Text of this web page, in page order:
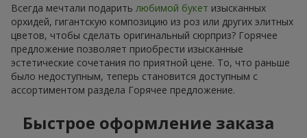
Всегда мечтали подарить любимой букет изысканных
орхидей, гигантскую композицию из роз или других элитных
цветов, чтобы сделать оригинальный сюрприз? Горячее
предложение позволяет приобрести изысканные
эстетические сочетания по приятной цене. То, что раньше
было недоступным, теперь становится доступным с
ассортиментом раздела Горячее предложение.
Быстрое оформление заказа